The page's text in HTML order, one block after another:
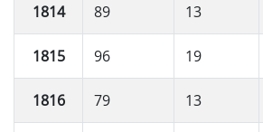
1814 89 13
1815 96 19
1816 79 13